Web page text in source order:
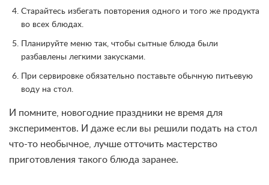
Старайтесь избегать повторения одного и того же продукта
во всех блюдах.
Планируйте меню так, чтобы сытные блюда были
разбавлены легкими закусками.
При сервировке обязательно поставьте обычную питьевую
воду на стол.
И помните, новогодние праздники не время для
экспериментов. И даже если вы решили подать на стол
что-то необычное, лучше отточить мастерство
приготовления такого блюда заранее.